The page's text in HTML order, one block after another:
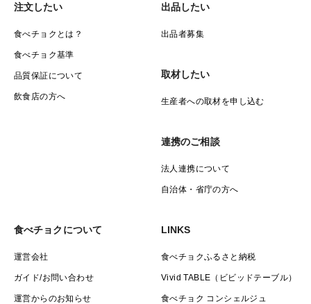
注文したい
食べチョクとは？
食べチョク基準
品質保証について
飲食店の方へ
出品したい
出品者募集
取材したい
生産者への取材を申し込む
連携のご相談
法人連携について
自治体・省庁の方へ
食べチョクについて
運営会社
ガイド/お問い合わせ
運営からのお知らせ
LINKS
食べチョクふるさと納税
Vivid TABLE（ビビッドテーブル）
食べチョク コンシェルジュ